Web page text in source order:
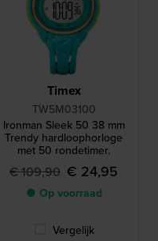
Timex
TW5M03100
Ironman Sleek 50 38 mm
Trendy hardloophorloge
met 50 rondetimer.
€ 109,90 € 24,95
● Op voorraad
Vergelijk